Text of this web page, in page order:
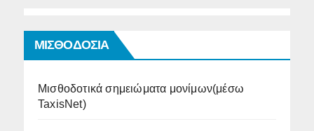
ΜΙΣΘΟΔΟΣΙΑ
Μισθοδοτικά σημειώματα μονίμων(μέσω
TaxisNet)